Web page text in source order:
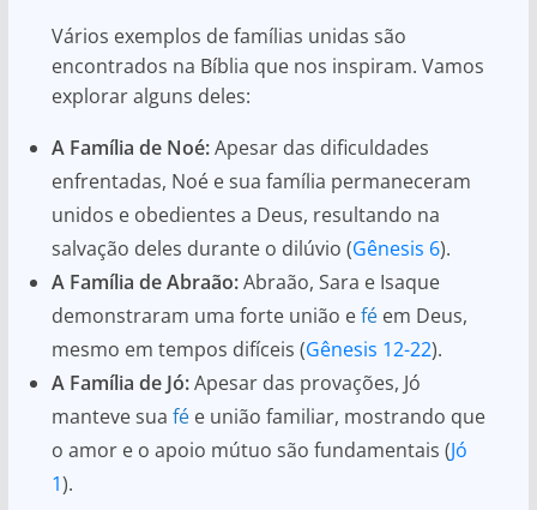
Vários exemplos de famílias unidas são
encontrados na Bíblia que nos inspiram. Vamos
explorar alguns deles:
A Família de Noé:Apesar das dificuldades
enfrentadas, Noé e sua família permaneceram
unidos e obedientes a Deus, resultando na
salvação deles durante o dilúvio (Gênesis 6).
A Família de Abraão:Abraão, Sara e Isaque
demonstraram uma forte união eféem Deus,
mesmo em tempos difíceis (Gênesis 12-22).
A Família de Jó:Apesar das provações, Jó
manteve sua fée união familiar, mostrando que
o amor e o apoio mútuo são fundamentais (Jó
1).